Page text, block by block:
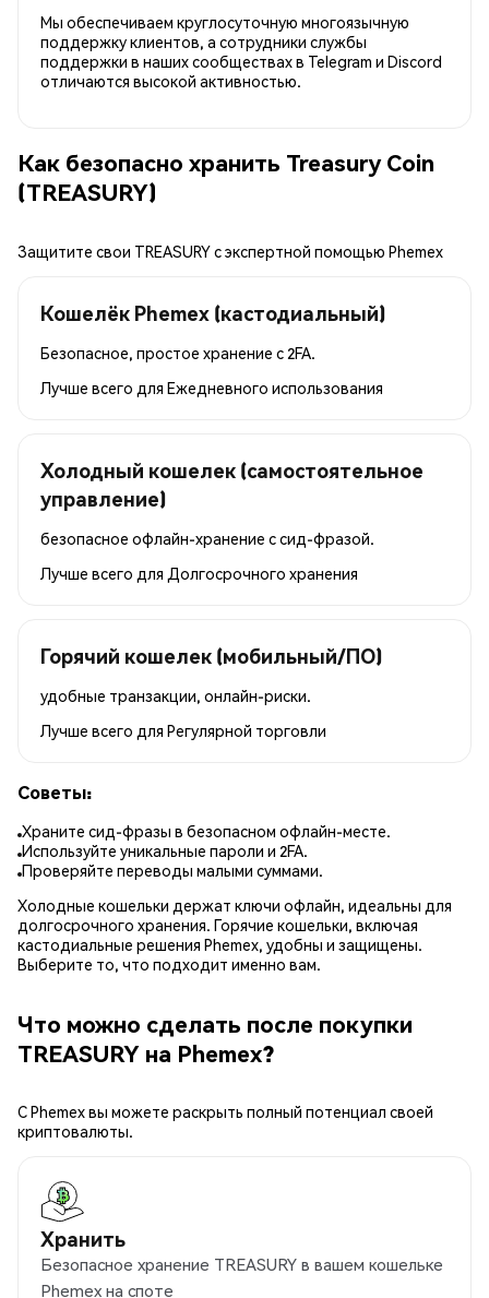
Мы обеспечиваем круглосуточную многоязычную
поддержку клиентов, а сотрудники службы
поддержки в наших сообществах в Telegram и Discord
отличаются высокой активностью.
Как безопасно хранить Treasury Coin
(TREASURY)
Защитите свои TREASURY с экспертной помощью Phemex
Кошелёк Phemex (кастодиальный)
Безопасное, простое хранение с 2FA.
Лучше всего для Ежедневного использования
Холодный кошелек (самостоятельное
управление)
безопасное офлайн-хранение с сид-фразой.
Лучше всего для Долгосрочного хранения
Горячий кошелек (мобильный/ПО)
удобные транзакции, онлайн-риски.
Лучше всего для Регулярной торговли
Советы:
Храните сид-фразы в безопасном офлайн-месте.
Используйте уникальные пароли и 2FA.
Проверяйте переводы малыми суммами.
Холодные кошельки держат ключи офлайн, идеальны для
долгосрочного хранения. Горячие кошельки, включая
кастодиальные решения Phemex, удобны и защищены.
Выберите то, что подходит именно вам.
Что можно сделать после покупки
TREASURY на Phemex?
С Phemex вы можете раскрыть полный потенциал своей
криптовалюты.
Хранить
Безопасное хранение TREASURY в вашем кошельке
Phemex на споте